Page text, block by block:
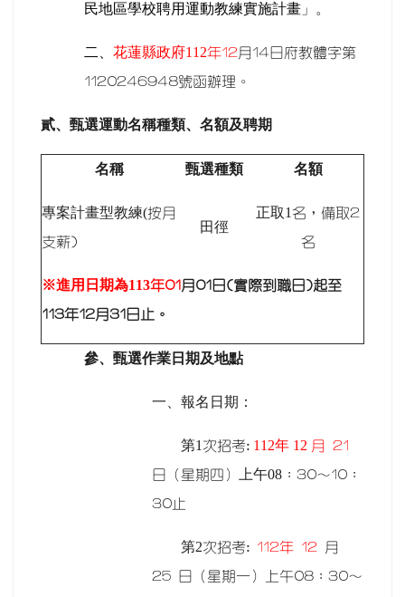
民地區學校聘用運動教練實施計畫 」。
二、 花蓮縣政府112年12月14日府教體字第
1120246948號函辦理。
貳、 甄選運動名稱種類、名額及聘期
名稱 甄選種類 名額
專案計畫型教練(按月
支薪)
田徑
正取1名，備取2
名
※進用日期為113年01月01日(實際到職日)起至
113年12月31日止。
參、甄選作業日期及地點
一、報名日期：
第1 次招考: 112年 12 月 21
日（星期四）
上午08：30～10：
30止
第2次招考:112年 12
月
25 日（星期一）上午08：30～